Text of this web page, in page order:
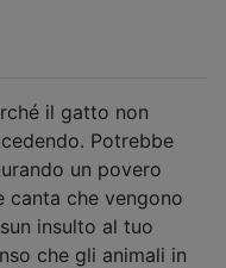
il gatto non
Potrebbe
un povero
canta che vengono
insulto al tuo
che gli animali in